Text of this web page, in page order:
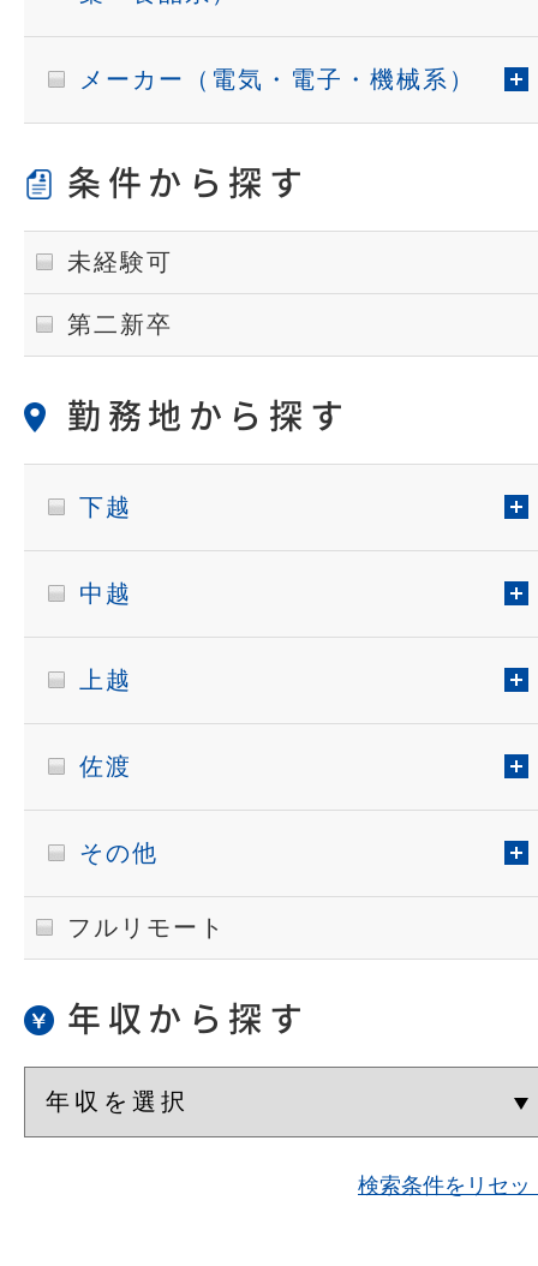
メーカー（電気・電子・機械系）
条件から探す
未経験可
第二新卒
勤務地から探す
下越
中越
上越
佐渡
その他
フルリモート
年収から探す
検索条件をリセッ